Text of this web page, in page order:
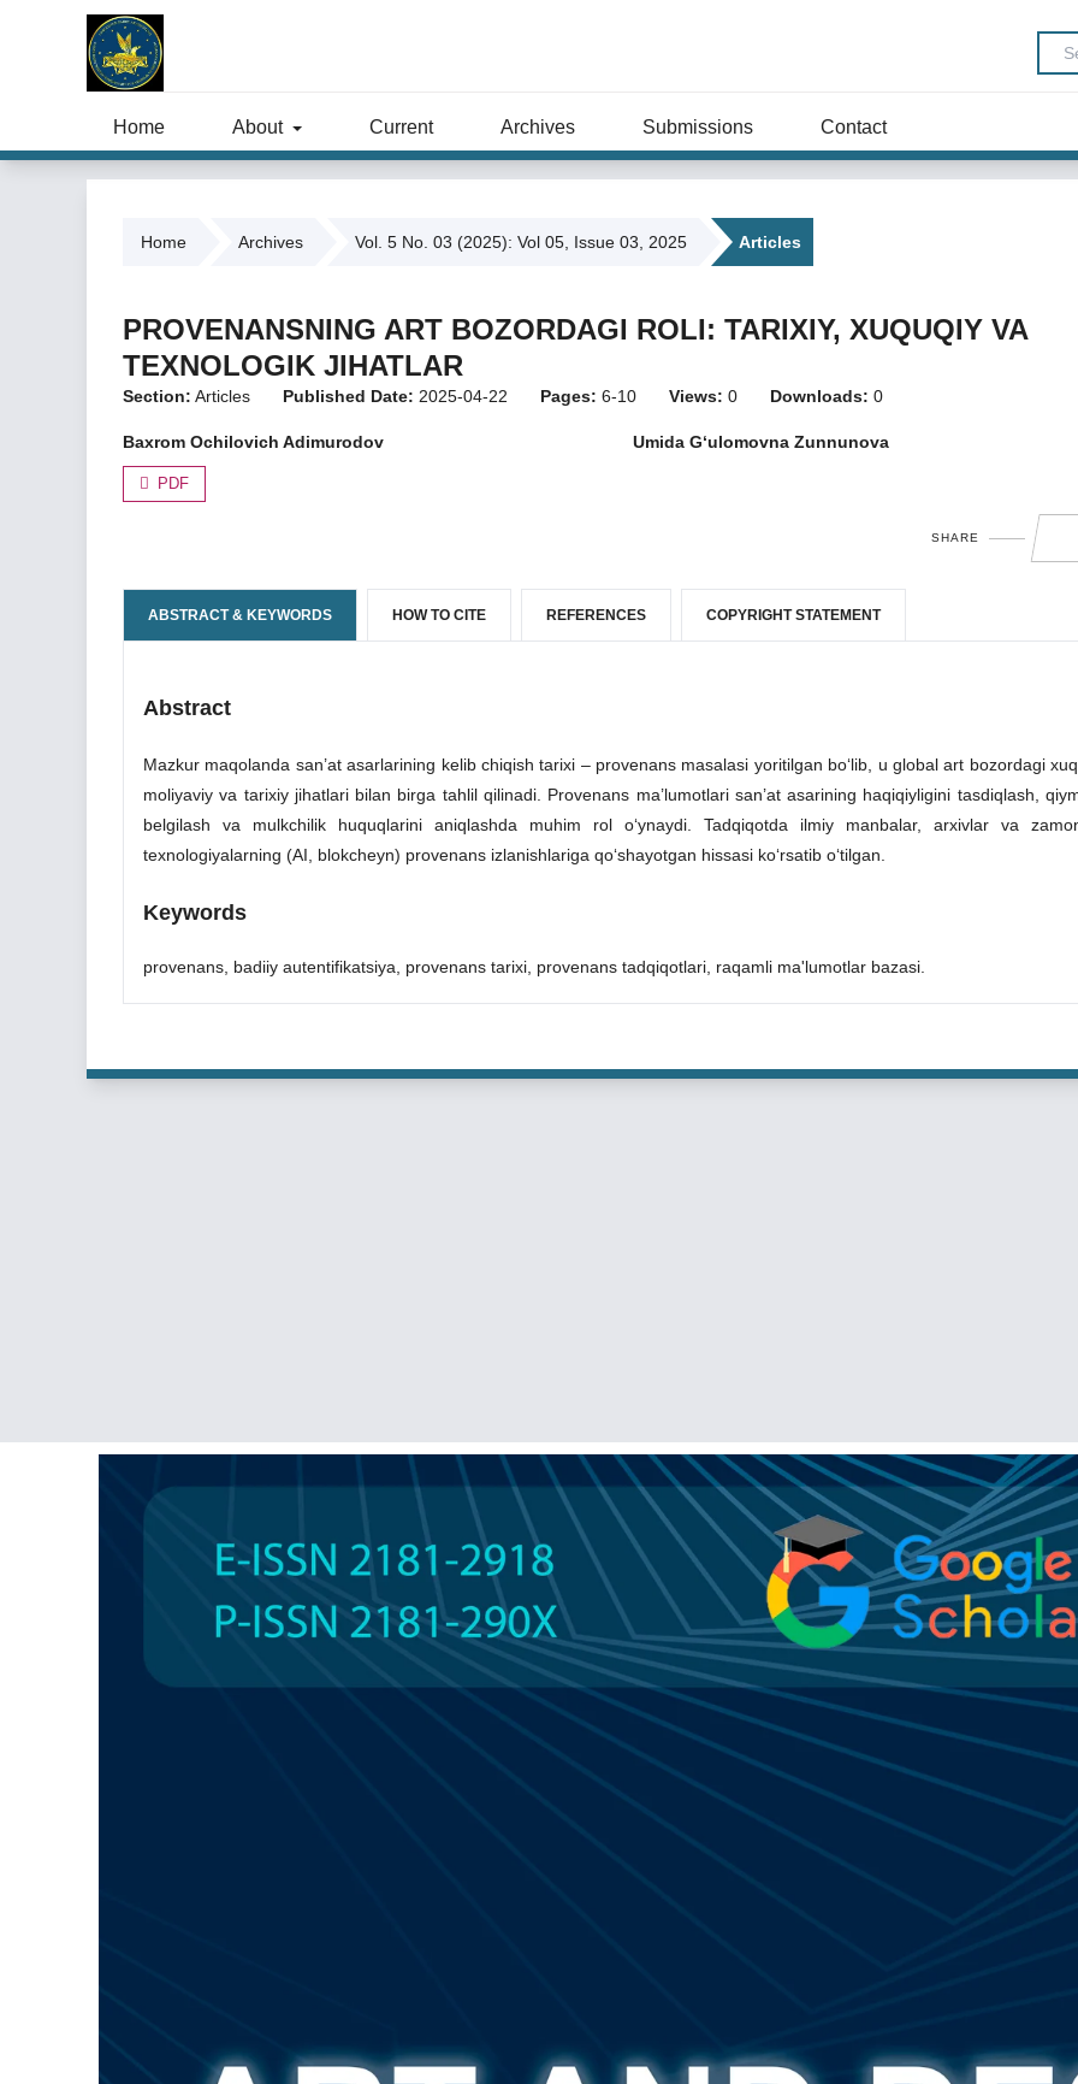
Home About Current Archives Submissions Contact
Home Archives Vol. 5 No. 03 (2025): Vol 05, Issue 03, 2025 Articles
PROVENANSNING ART BOZORDAGI ROLI: TARIXIY, XUQUQIY VA
TEXNOLOGIK JIHATLAR
Section: Articles Published Date: 2025-04-22 Pages: 6-10 Views: 0 Downloads: 0
Baxrom Ochilovich Adimurodov Umida G‘ulomovna Zunnunova
PDF
SHARE
ABSTRACT & KEYWORDS HOW TO CITE REFERENCES COPYRIGHT STATEMENT
Abstract
Mazkur maqolanda san’at asarlarining kelib chiqish tarixi – provenans masalasi yoritilgan bo‘lib, u global art bozordagi
moliyaviy va tarixiy jihatlari bilan birga tahlil qilinadi. Provenans ma’lumotlari san’at asarining haqiqiyligini tasdiqlash,
belgilash va mulkchilik huquqlarini aniqlashda muhim rol o‘ynaydi. Tadqiqotda ilmiy manbalar, arxivlar va
texnologiyalarning (AI, blokcheyn) provenans izlanishlariga qo‘shayotgan hissasi ko‘rsatib o‘tilgan.
Keywords
provenans, badiiy autentifikatsiya, provenans tarixi, provenans tadqiqotlari, raqamli ma'lumotlar bazasi.